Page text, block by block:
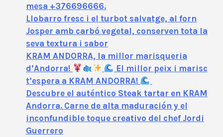
mesa +376696666.
Llobarro fresc i el turbot salvatge, al forn
Josper amb carbó vegetal, conserven tota la
seva textura i sabor
KRAM ANDORRA, la millor marisqueria
d’Andorra!
El millor peix i marisc
t’espera a KRAM ANDORRA!
Descubre el auténtico Steak tartar en KRAM
Andorra. Carne de alta maduración y el
inconfundible toque creativo del chef Jordi
Guerrero